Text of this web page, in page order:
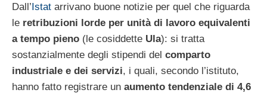
Dall’Istat arrivano buone notizie per quel che riguarda
le retribuzioni lorde per unità di lavoro equivalenti
a tempo pieno (le cosiddette Ula): si tratta
sostanzialmente degli stipendi del comparto
industriale e dei servizi, i quali, secondo l’istituto,
hanno fatto registrare un aumento tendenziale di 4,6